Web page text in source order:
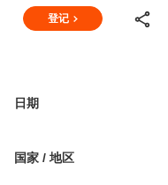
登记
日期
国家 / 地区